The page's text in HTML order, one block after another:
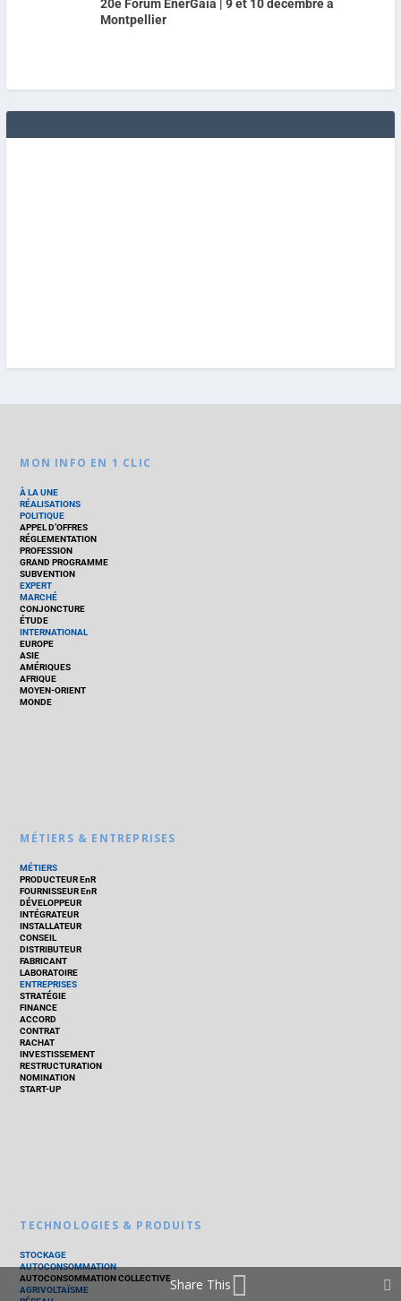
20e Forum EnerGaïa | 9 et 10 décembre à
Montpellier
MON INFO EN 1 CLIC
À LA UNE
RÉALISATIONS
POLITIQUE
APPEL D’OFFRES
RÉGLEMENTATION
PROFESSION
GRAND PROGRAMME
SUBVENTION
EXPERT
MARCHÉ
CONJONCTURE
ÉTUDE
INTERNATIONAL
EUROPE
ASIE
AMÉRIQUES
AFRIQUE
MOYEN-ORIENT
MONDE
MÉTIERS & ENTREPRISES
MÉTIERS
PRODUCTEUR EnR
FOURNISSEUR EnR
DÉVELOPPEUR
INTÉGRATEUR
INSTALLATEUR
CONSEIL
DISTRIBUTEUR
FABRICANT
LABORATOIRE
ENTREPRISES
STRATÉGIE
FINANCE
ACCORD
CONTRAT
RACHAT
INVESTISSEMENT
RESTRUCTURATION
NOMINATION
START-UP
TECHNOLOGIES & PRODUITS
STOCKAGE
AUTOCONSOMMATION
AUTOCONSOMMATION COLLECTIVE
AGRIVOLTAÏSME
Share This